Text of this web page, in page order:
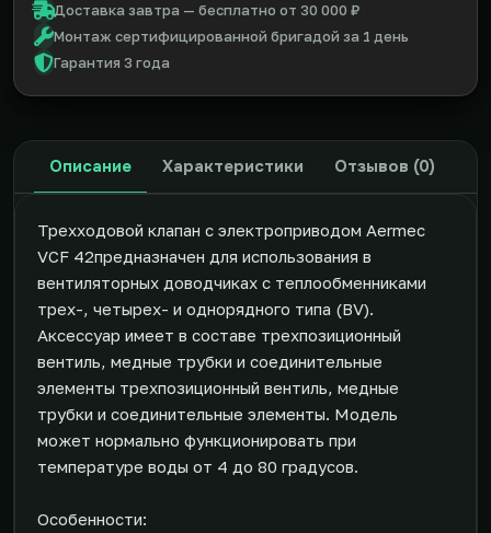
Доставка завтра — бесплатно от 30 000 ₽
Монтаж сертифицированной бригадой за 1 день
Гарантия 3 года
Описание Характеристики Отзывов (0)
Трехходовой клапан с электроприводом Aermec
VCF 42предназначен для использования в
вентиляторных доводчиках с теплообменниками
трех-, четырех- и однорядного типа (BV).
Аксессуар имеет в составе трехпозиционный
вентиль, медные трубки и соединительные
элементы трехпозиционный вентиль, медные
трубки и соединительные элементы. Модель
может нормально функционировать при
температуре воды от 4 до 80 градусов.
Особенности: